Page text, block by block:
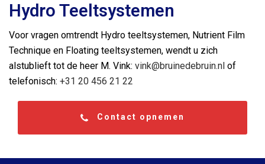
Hydro Teeltsystemen
Voor vragen omtrendt Hydro teeltsystemen, Nutrient Film
Technique en Floating teeltsystemen, wendt u zich
alstublieft tot de heer M. Vink: vink@bruinedebruin.nl of
telefonisch: +31 20 456 21 22
Contact opnemen